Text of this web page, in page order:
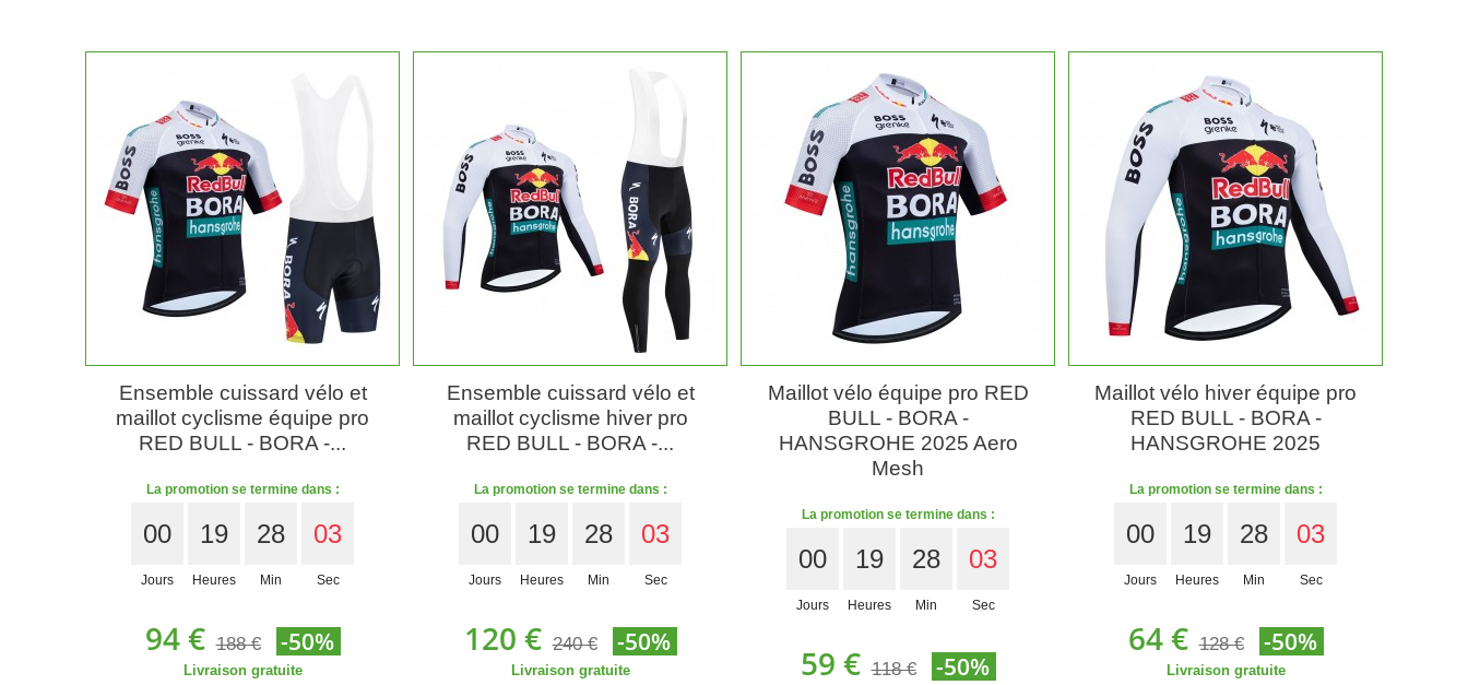
Ensemble cuissard vélo et
maillot cyclisme équipe pro
RED BULL - BORA -...
La promotion se termine dans :
00
Jours
19
Heures
28
Min
01
Sec
94 € 188 € -50%
Livraison gratuite
Ensemble cuissard vélo et
maillot cyclisme hiver pro
RED BULL - BORA -...
La promotion se termine dans :
00
Jours
19
Heures
28
Min
01
Sec
120 € 240 € -50%
Livraison gratuite
Maillot vélo équipe pro RED
BULL - BORA -
HANSGROHE 2025 Aero
Mesh
La promotion se termine dans :
00
Jours
19
Heures
28
Min
01
Sec
59 € 118 € -50%
Maillot vélo hiver équipe pro
RED BULL - BORA -
HANSGROHE 2025
La promotion se termine dans :
00
Jours
19
Heures
28
Min
01
Sec
64 € 128 € -50%
Livraison gratuite